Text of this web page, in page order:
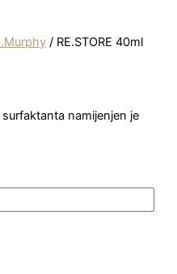
/ RE.STORE 40ml
namijenjen je